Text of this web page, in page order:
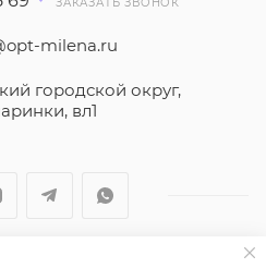
milena.ru
городской округ,
вл1